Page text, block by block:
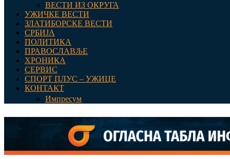
ВЕСТИ ИЗ ОКРУГА
УЖИЧКЕ ВЕСТИ
ЗЛАТИБОРСКЕ ВЕСТИ
СРБИЈА
ПОЛИТИКА
ПРАВОСЛАВЉЕ
ХРОНИКА
СЕРВИС
СПОРТ ПЛУС – УЖИЦЕ
КОНТАКТ
Импресум